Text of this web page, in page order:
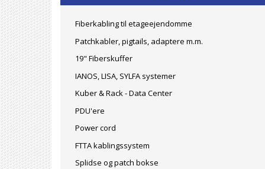
Fiberkabling til etageejendomme
Patchkabler, pigtails, adaptere m.m.
19" Fiberskuffer
IANOS, LISA, SYLFA systemer
Kuber & Rack - Data Center
PDU'ere
Power cord
FTTA kablingssystem
Splidse og patch bokse